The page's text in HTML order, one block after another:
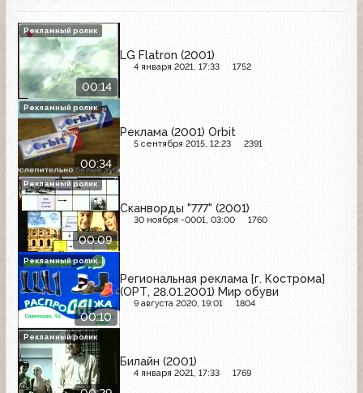
00:14
LG Flatron (2001)
4 января 2021, 17:33 1752
Рекламный ролик
00:34
Реклама (2001) Orbit
5 сентября 2015, 12:23 2391
Рекламный ролик
00:09
Сканворды "777" (2001)
30 ноября -0001, 03:00 1760
Рекламный ролик
00:10
Региональная реклама [г. Кострома]
(ОРТ, 28.01.2001) Мир обуви
9 августа 2020, 19:01 1804
Рекламный ролик
Билайн (2001)
4 января 2021, 17:33 1769
Рекламный ролик